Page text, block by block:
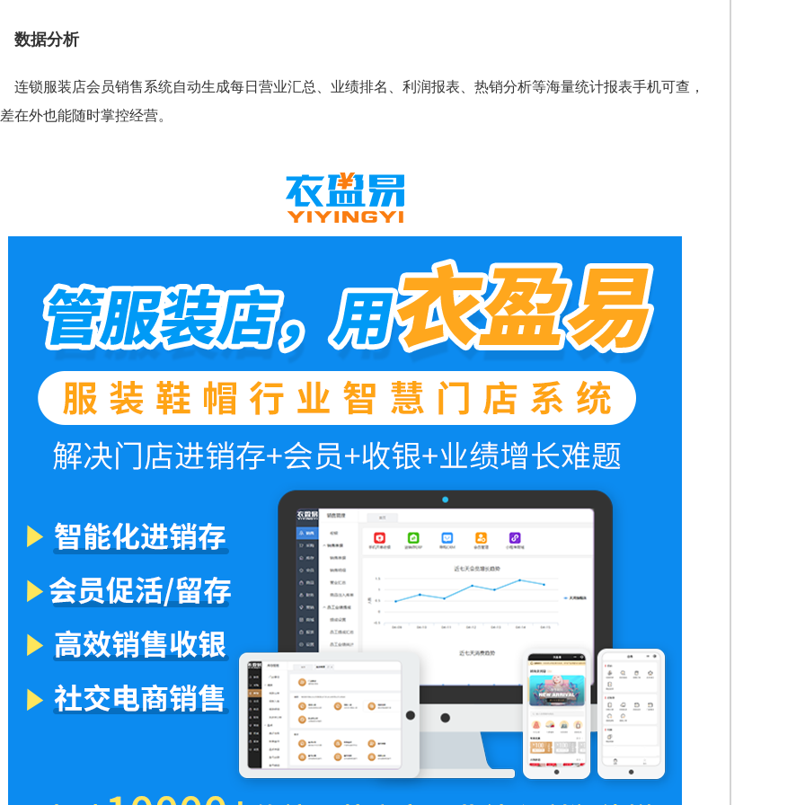
数据分析
连锁服装店会员销售系统自动生成每日营业汇总、业绩排名、利润报表、热销分析等海量统计报表手机可查，
在外也能随时掌控经营。